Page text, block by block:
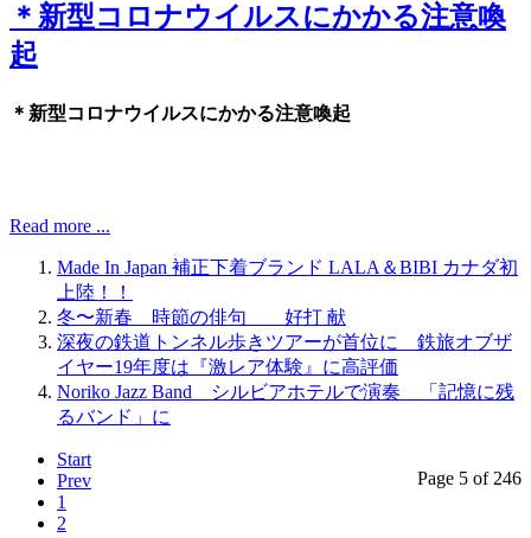
＊新型コロナウイルスにかかる注意喚
起
＊新型コロナウイルスにかかる注意喚起
Read more ...
Made In Japan 補正下着ブランド LALA＆BIBI カナダ初
上陸！！
冬〜新春 時節の俳句 好打 献
深夜の鉄道トンネル歩きツアーが首位に 鉄旅オブザ
イヤー19年度は『激レア体験』に高評価
Noriko Jazz Band シルビアホテルで演奏 「記憶に残
るバンド」に
Page 5 of 246
Start
Prev
1
2